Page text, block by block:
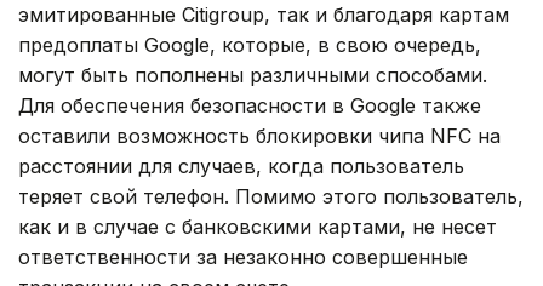
эмитированные Citigroup, так и благодаря картам
предоплаты Google, которые, в свою очередь,
могут быть пополнены различными способами.
Для обеспечения безопасности в Google также
оставили возможность блокировки чипа NFC на
расстоянии для случаев, когда пользователь
теряет свой телефон. Помимо этого пользователь,
как и в случае с банковскими картами, не несет
ответственности за незаконно совершенные